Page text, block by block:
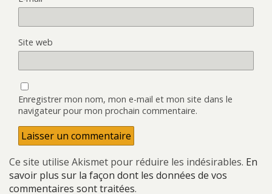
Site web
Enregistrer mon nom, mon e-mail et mon site dans le
navigateur pour mon prochain commentaire.
Ce site utilise Akismet pour réduire les indésirables. En
savoir plus sur la façon dont les données de vos
commentaires sont traitées.